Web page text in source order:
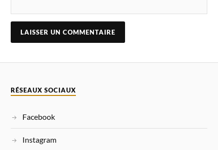
T
A
V
RÉSEAUX SOCIAUX
Facebook
Instagram